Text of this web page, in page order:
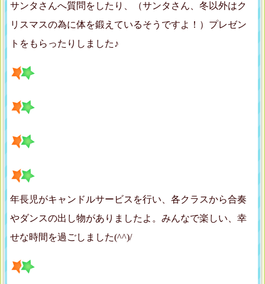
サンタさんへ質問をしたり、（サンタさん、冬以外はク
リスマスの為に体を鍛えているそうですよ！）プレゼン
トをもらったりしました♪
年長児がキャンドルサービスを行い、各クラスから合奏
やダンスの出し物がありましたよ。みんなで楽しい、幸
せな時間を過ごしました(^^)/